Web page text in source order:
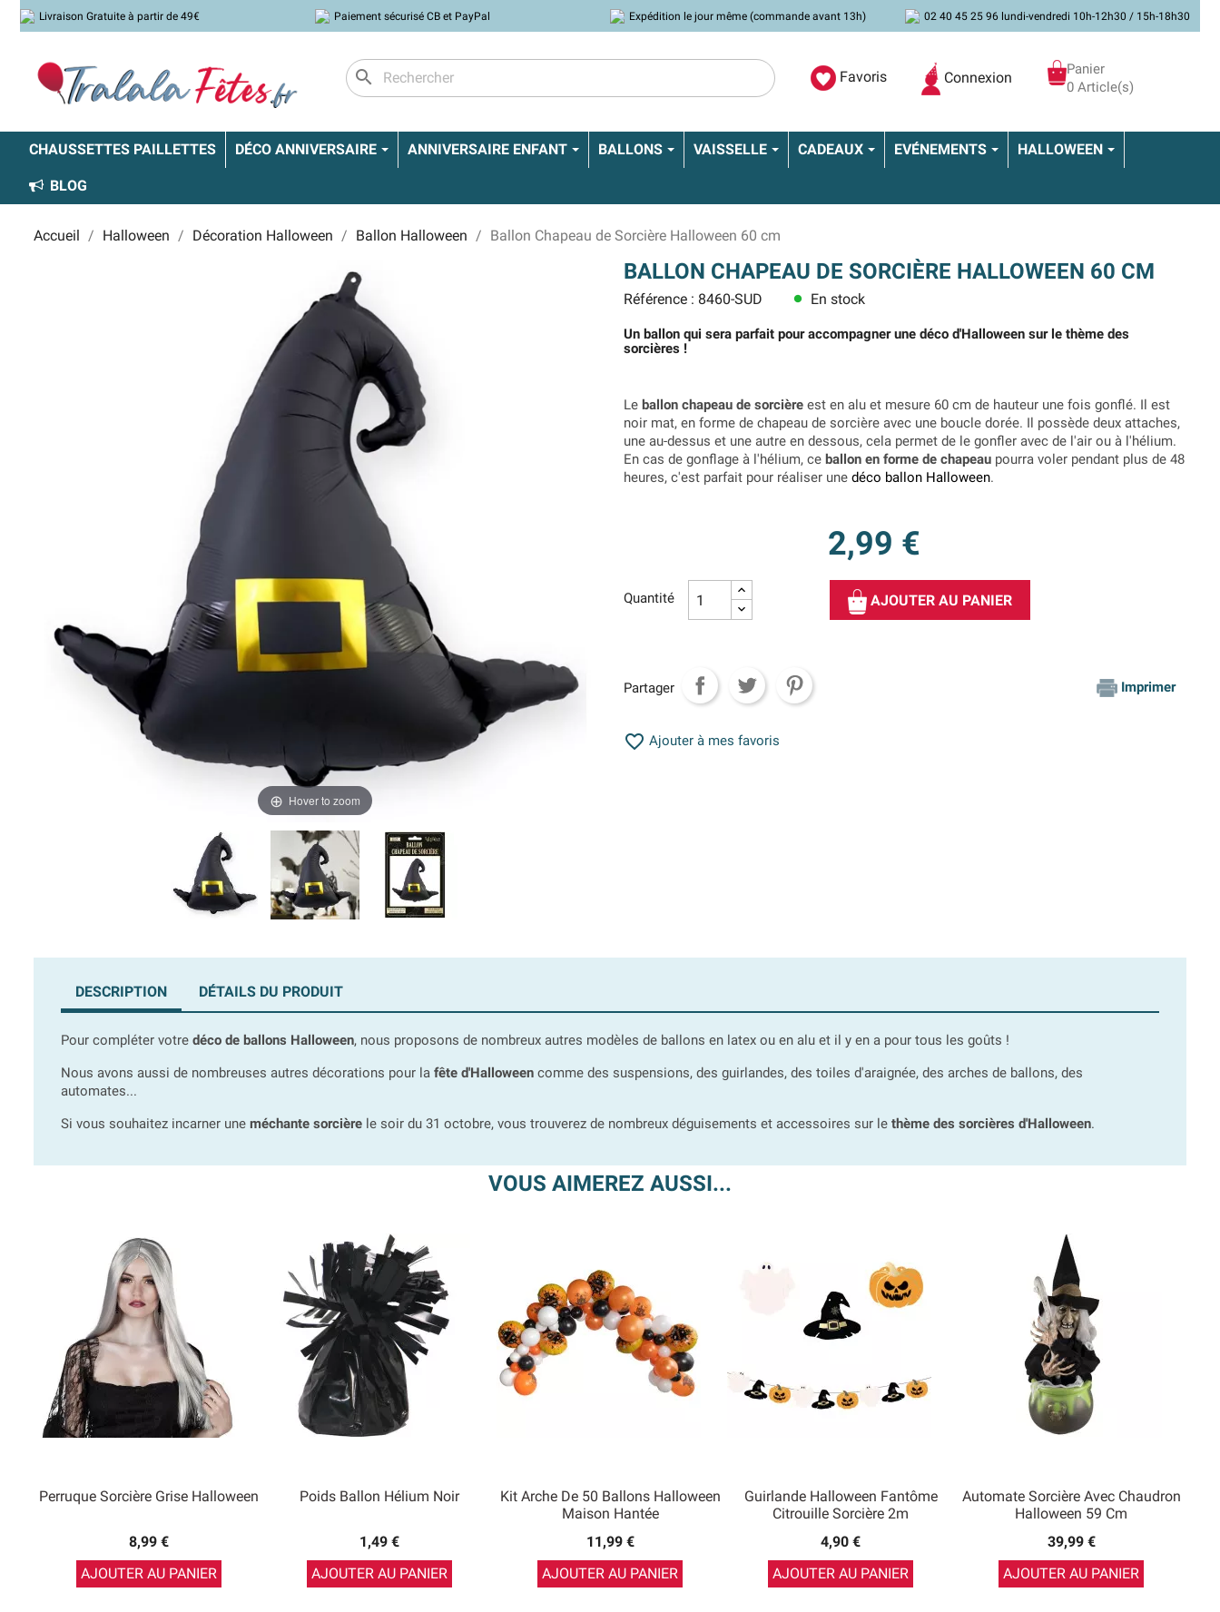
Livraison Gratuite à partir de 49€ Paiement sécurisé CB et PayPal Expédition le jour même (commande avant 13h) 02 40 45 25 96 lundi-vendredi 10h-12h30 / 15h-18h30
search Favoris Connexion
Panier
0 Article(s)
CHAUSSETTES PAILLETTES DÉCO ANNIVERSAIRE ANNIVERSAIRE ENFANT BALLONS VAISSELLE CADEAUX EVÉNEMENTS HALLOWEEN
BLOG
Accueil Halloween Décoration Halloween Ballon Halloween Ballon Chapeau de Sorcière Halloween 60 cm
Hover to zoom
BALLON CHAPEAU DE SORCIÈRE HALLOWEEN 60 CM
Référence : 8460-SUD lens En stock
Un ballon qui sera parfait pour accompagner une déco d'Halloween sur le thème des
sorcières !
Le ballon chapeau de sorcière est en alu et mesure 60 cm de hauteur une fois gonflé. Il est
noir mat, en forme de chapeau de sorcière avec une boucle dorée. Il possède deux attaches,
une au-dessus et une autre en dessous, cela permet de le gonfler avec de l'air ou à l'hélium.
En cas de gonflage à l'hélium, ce ballon en forme de chapeau pourra voler pendant plus de 48
heures, c'est parfait pour réaliser une déco ballon Halloween.
2,99 €
Quantité AJOUTER AU PANIER
Partager Imprimer
 Ajouter à mes favoris
DESCRIPTION DÉTAILS DU PRODUIT
Pour compléter votre déco de ballons Halloween, nous proposons de nombreux autres modèles de ballons en latex ou en alu et il y en a pour tous les goûts !
Nous avons aussi de nombreuses autres décorations pour la fête d'Halloween comme des suspensions, des guirlandes, des toiles d'araignée, des arches de ballons, des
automates...
Si vous souhaitez incarner une méchante sorcière le soir du 31 octobre, vous trouverez de nombreux déguisements et accessoires sur le thème des sorcières d'Halloween.
VOUS AIMEREZ AUSSI...
Perruque Sorcière Grise Halloween
8,99 €
AJOUTER AU PANIER
Poids Ballon Hélium Noir
1,49 €
AJOUTER AU PANIER
Kit Arche De 50 Ballons Halloween
Maison Hantée
11,99 €
AJOUTER AU PANIER
Guirlande Halloween Fantôme
Citrouille Sorcière 2m
4,90 €
AJOUTER AU PANIER
Automate Sorcière Avec Chaudron
Halloween 59 Cm
39,99 €
AJOUTER AU PANIER